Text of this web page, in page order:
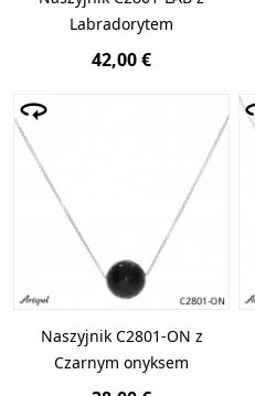
Labradorytem
42,00 €
Naszyjnik C2801-ON z
Czarnym onyksem